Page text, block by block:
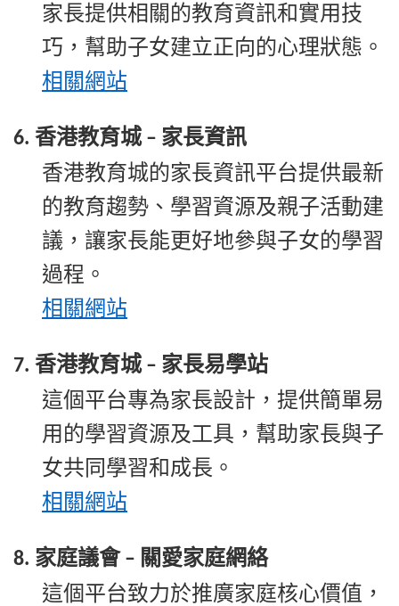
家長提供相關的教育資訊和實用技
巧，幫助子女建立正向的心理狀態。
相關網站
6. 香港教育城– 家長資訊
香港教育城的家長資訊平台提供最新
的教育趨勢、學習資源及親子活動建
議，讓家長能更好地參與子女的學習
過程。
相關網站
7. 香港教育城– 家長易學站
這個平台專為家長設計，提供簡單易
用的學習資源及工具，幫助家長與子
女共同學習和成長。
相關網站
8. 家庭議會– 關愛家庭網絡
這個平台致力於推廣家庭核心價值，